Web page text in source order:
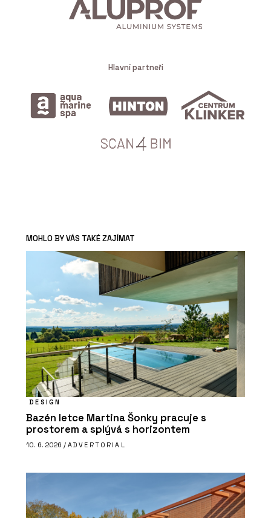
Hlavní partneři
MOHLO BY VÁS TAKÉ ZAJÍMAT
DESIGN
Bazén letce Martina Šonky pracuje s
prostorem a splývá s horizontem
10. 6. 2026 / ADVERTORIAL